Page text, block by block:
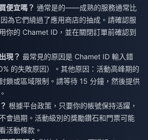
便宜嗎？ 通常是的——成熟的服務通常比
為它們繞過了應用商店的抽成。請確認服
你的 Chamet ID，並在關閉訂單前確認到
現？ 最常見的原因是 Chamet ID 輸入錯
的失敗原因）。其他原因：活動高峰期的
鎖或區域限制。請等待 15 分鐘，然後提供
根據平台政策，只要你的帳號保持活躍，
會過期。活動級別的獎勵鑽石和門票可能
活動條款。